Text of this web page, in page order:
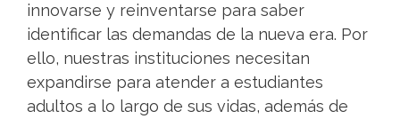
innovarse y reinventarse para saber
identificar las demandas de la nueva era. Por
ello, nuestras instituciones necesitan
expandirse para atender a estudiantes
adultos a lo largo de sus vidas, además de